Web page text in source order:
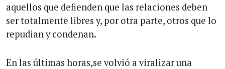
aquellos que defienden que las relaciones deben
ser totalmente libres y, por otra parte, otros que lo
repudian y condenan.
En las últimas horas,se volvió a viralizar una